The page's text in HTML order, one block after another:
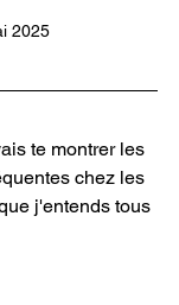
2025
te montrer les
chez les
j'entends tous